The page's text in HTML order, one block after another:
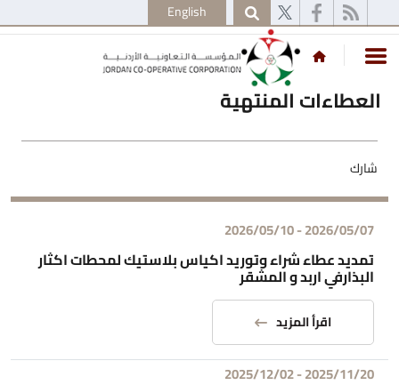
English
العطاءات المنتهية
شارك
2026/05/07
-
2026/05/10
تمديد عطاء شراء وتوريد اكياس بلاستيك لمحطات اكثار
البذارفي اربد و المشقر
اقرأ المزيد
2025/11/20
-
2025/12/02